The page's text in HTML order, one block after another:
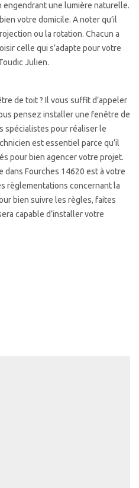
une lumière naturelle.
votre domicile. A noter qu’il
ou la rotation. Chacun a
celle qui s’adapte pour votre
Julien.
de toit ? Il vous suffit d’appeler
pensez installer une fenêtre de
spécialistes pour réaliser le
est essentiel parce qu’il
pour bien agencer votre projet.
dans Fourches 14620 est à votre
règlementations concernant la
bien suivre les règles, faites
capable d’installer votre